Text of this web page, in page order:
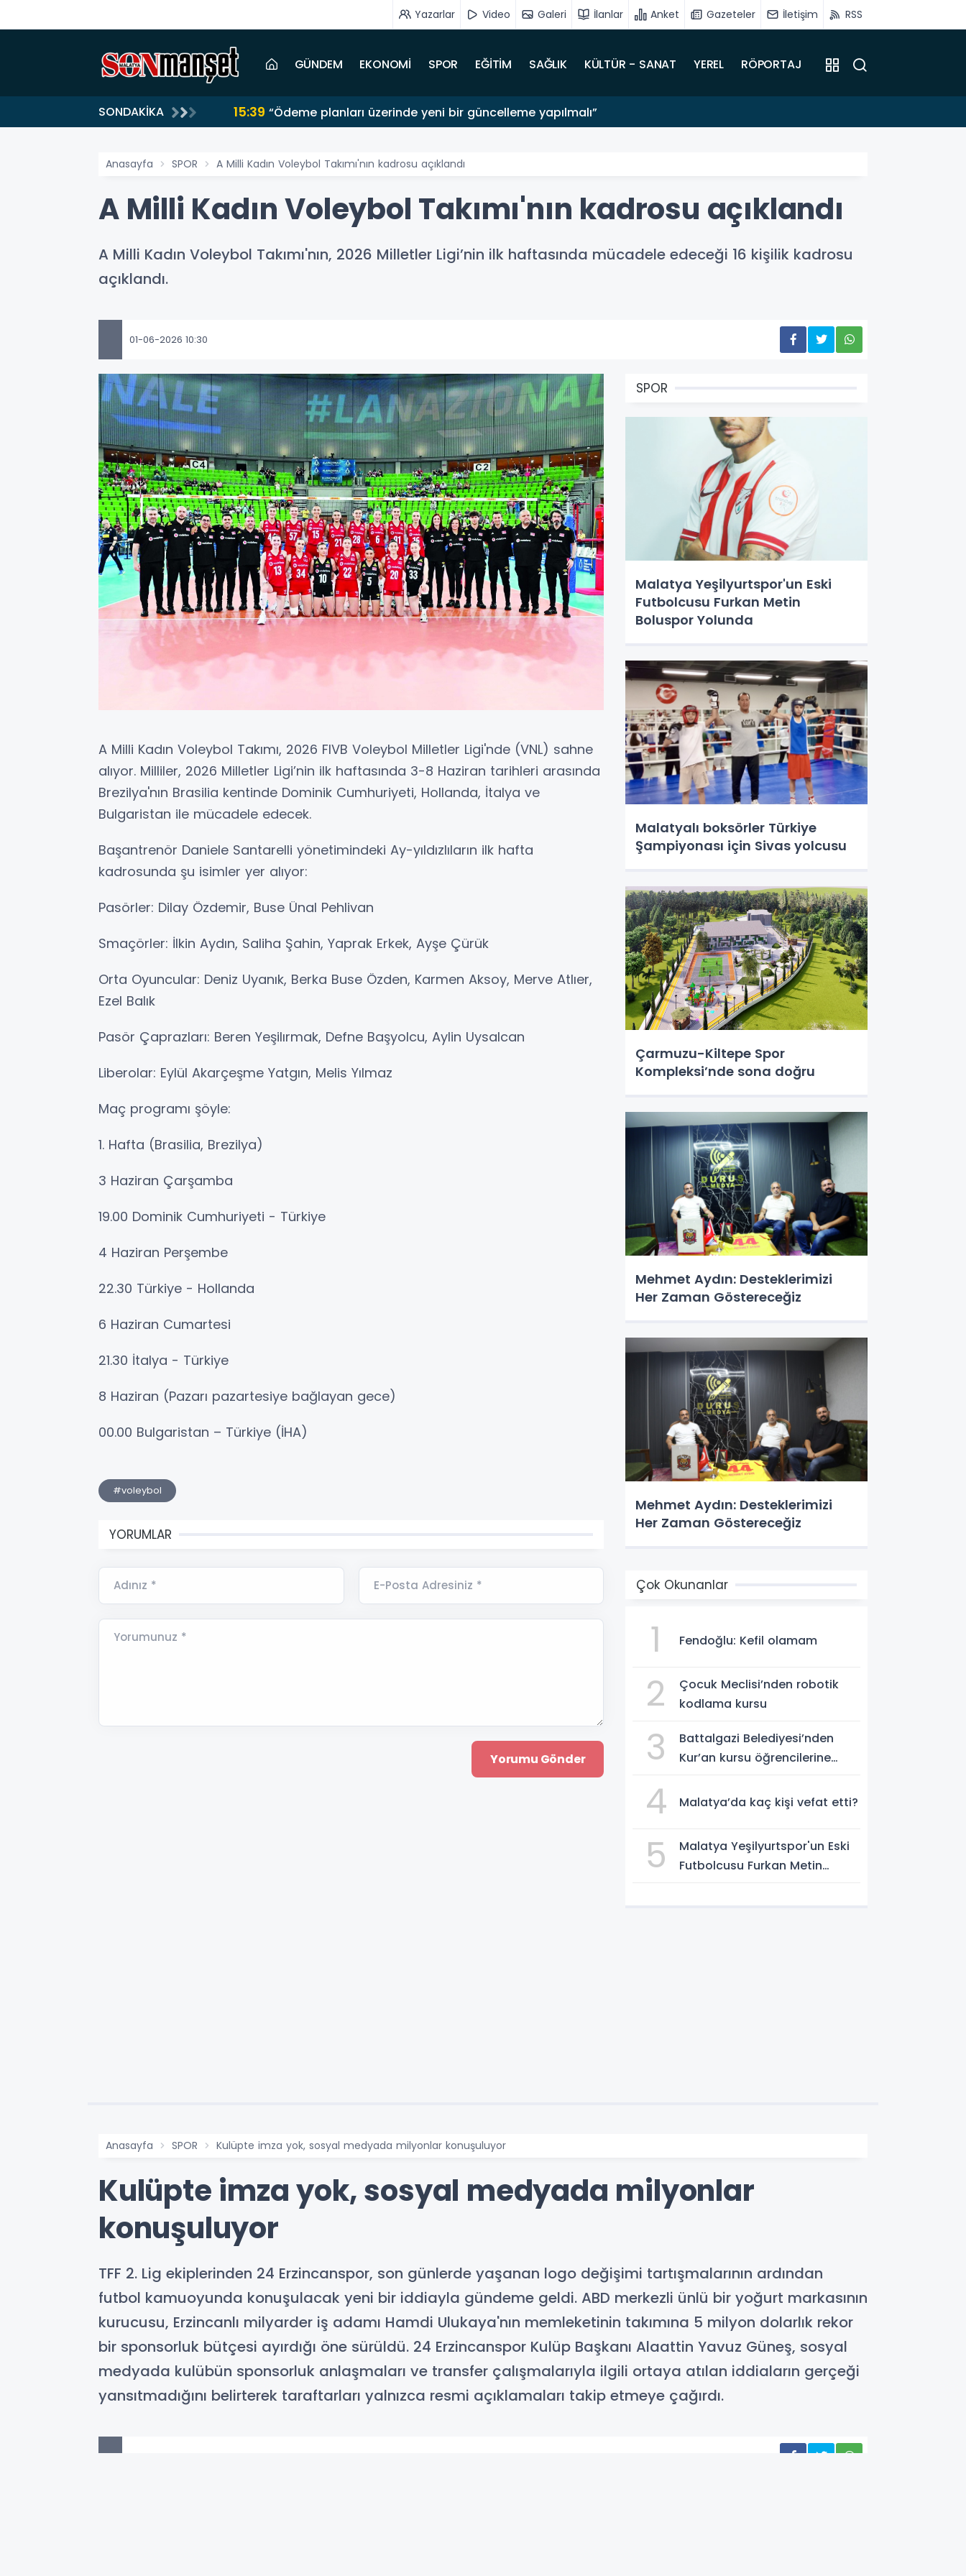
Yazarlar Video Galeri İlanlar Anket Gazeteler İletişim RSS
GÜNDEM EKONOMİ SPOR EĞİTİM SAĞLIK KÜLTÜR - SANAT YEREL RÖPORTAJ
SONDAKİKA 15:39 “Ödeme planları üzerinde yeni bir güncelleme yapılmalı”
Anasayfa SPOR A Milli Kadın Voleybol Takımı'nın kadrosu açıklandı
A Milli Kadın Voleybol Takımı'nın kadrosu açıklandı
A Milli Kadın Voleybol Takımı'nın, 2026 Milletler Ligi’nin ilk haftasında mücadele edeceği 16 kişilik kadrosu
açıklandı.
01-06-2026 10:30
A Milli Kadın Voleybol Takımı, 2026 FIVB Voleybol Milletler Ligi'nde (VNL) sahne
alıyor. Milliler, 2026 Milletler Ligi’nin ilk haftasında 3-8 Haziran tarihleri arasında
Brezilya'nın Brasilia kentinde Dominik Cumhuriyeti, Hollanda, İtalya ve
Bulgaristan ile mücadele edecek.
Başantrenör Daniele Santarelli yönetimindeki Ay-yıldızlıların ilk hafta
kadrosunda şu isimler yer alıyor:
Pasörler: Dilay Özdemir, Buse Ünal Pehlivan
Smaçörler: İlkin Aydın, Saliha Şahin, Yaprak Erkek, Ayşe Çürük
Orta Oyuncular: Deniz Uyanık, Berka Buse Özden, Karmen Aksoy, Merve Atlıer,
Ezel Balık
Pasör Çaprazları: Beren Yeşilırmak, Defne Başyolcu, Aylin Uysalcan
Liberolar: Eylül Akarçeşme Yatgın, Melis Yılmaz
Maç programı şöyle:
1. Hafta (Brasilia, Brezilya)
3 Haziran Çarşamba
19.00 Dominik Cumhuriyeti - Türkiye
4 Haziran Perşembe
22.30 Türkiye - Hollanda
6 Haziran Cumartesi
21.30 İtalya - Türkiye
8 Haziran (Pazarı pazartesiye bağlayan gece)
00.00 Bulgaristan – Türkiye (İHA)
#voleybol
YORUMLAR
Adınız * E-Posta Adresiniz *
Yorumunuz *
SPOR
Malatya Yeşilyurtspor'un Eski
Futbolcusu Furkan Metin
Boluspor Yolunda
Malatyalı boksörler Türkiye
Şampiyonası için Sivas yolcusu
Çarmuzu-Kiltepe Spor
Kompleksi’nde sona doğru
Mehmet Aydın: Desteklerimizi
Her Zaman Göstereceğiz
Mehmet Aydın: Desteklerimizi
Her Zaman Göstereceğiz
Çok Okunanlar
1 Fendoğlu: Kefil olamam
2
Çocuk Meclisi’nden robotik
kodlama kursu
3
Battalgazi Belediyesi’nden
Kur’an kursu öğrencilerine
4 Malatya’da kaç kişi vefat etti?
5
Malatya Yeşilyurtspor'un Eski
Futbolcusu Furkan Metin
Anasayfa SPOR Kulüpte imza yok, sosyal medyada milyonlar konuşuluyor
Kulüpte imza yok, sosyal medyada milyonlar
konuşuluyor
TFF 2. Lig ekiplerinden 24 Erzincanspor, son günlerde yaşanan logo değişimi tartışmalarının ardından
futbol kamuoyunda konuşulacak yeni bir iddiayla gündeme geldi. ABD merkezli ünlü bir yoğurt markasının
kurucusu, Erzincanlı milyarder iş adamı Hamdi Ulukaya'nın memleketinin takımına 5 milyon dolarlık rekor
bir sponsorluk bütçesi ayırdığı öne sürüldü. 24 Erzincanspor Kulüp Başkanı Alaattin Yavuz Güneş, sosyal
medyada kulübün sponsorluk anlaşmaları ve transfer çalışmalarıyla ilgili ortaya atılan iddiaların gerçeği
yansıtmadığını belirterek taraftarları yalnızca resmi açıklamaları takip etmeye çağırdı.